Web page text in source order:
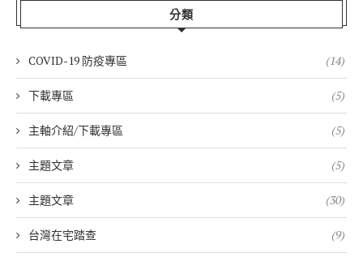
分類
COVID-19 防疫專區 (14)
下載專區 (5)
主軸介紹/下載專區 (5)
主題文章 (5)
主題文章 (30)
台灣在宅踏查 (9)